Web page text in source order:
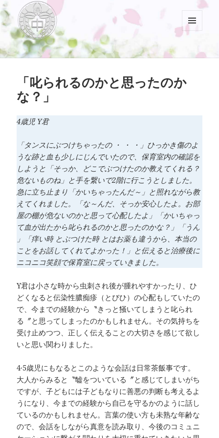
村山中藤保育園
メニュ
ィジェ
ット
「叱られるのかと思ったのか
な？」
4歳児 Y君
「タンスにぶつけちゃったの ・ ・ ・」ひっかき傷のよ
うな跡と血も少しにじんでいたので、保育室内の確認を
しようと「そっか、どこでぶつけたのか教えてくれる？
危ないものね」と手を繋いで2階に行こうとしました。
急に立ち止まり「かいちゃったんだ～」と照れながら教
えてくれました。「な～んだ、そっか安心したよ。お部
屋の棚が危ないのかと思って心配したよ」「かいちゃっ
て血が出たから叱られるのかと思ったのかな？」「うん
」「痒い時 とぶつけた時 とはお薬も違うから、本当の
ことをお話してくれてよかった！」と伝えると治療後に
ニコニコ笑顔で保育室に戻っていきました。
Y君は小さな時から虫刺され後が腫れやすかったり、ひ
どくなると伝染性膿痴疹（とびひ）の心配もしていたの
で、今までの経験から〝きっとʻʻ掻いてしまうと叱られ
る〞と思ってしまったのかもしれません。その気持ちを
受け止めつつ、正しく伝えることの大切さを感じて欲し
いと思い関わりました。
4·5歳児にもなるとこのような会話は日常茶飯事です。
大人からみると〝ʻʻ嘘をついている〞と感じてしまいがち
ですが、子どもには子どもなりに善悪の判断も考えるよ
うになり、今までの経験から自己を守るかのように話し
ているのかもしれません。言葉の使い方も未熟な年齢な
ので、会話をしながら真意を読み取り、今後のコミュニ